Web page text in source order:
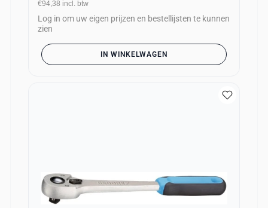
€94,38 incl. btw
Log in om uw eigen prijzen en bestellijsten te kunnen
zien
IN WINKELWAGEN